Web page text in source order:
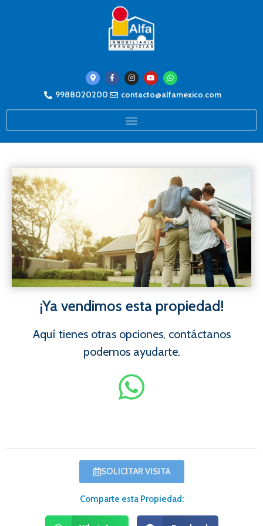
9988020200 contacto@alfamexico.com
¡Ya vendimos esta propiedad!
Aquí tienes otras opciones, contáctanos
podemos ayudarte.
SOLICITAR VISITA
Comparte esta Propiedad: